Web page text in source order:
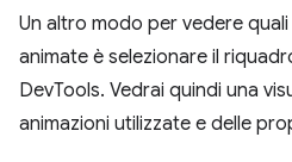
Un altro modo per vedere
animate è selezionare il
DevTools. Vedrai quindi una
animazioni utilizzate e delle